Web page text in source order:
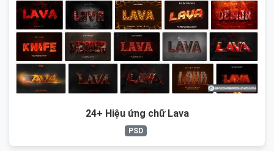
24+ Hiệu ứng chữ Lava
PSD